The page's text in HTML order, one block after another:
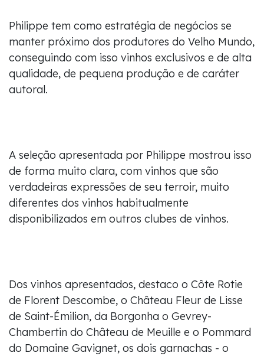
Philippe tem como estratégia de negócios se
manter próximo dos produtores do Velho Mundo,
conseguindo com isso vinhos exclusivos e de alta
qualidade, de pequena produção e de caráter
autoral.
A seleção apresentada por Philippe mostrou isso
de forma muito clara, com vinhos que são
verdadeiras expressões de seu terroir, muito
diferentes dos vinhos habitualmente
disponibilizados em outros clubes de vinhos.
Dos vinhos apresentados, destaco o Côte Rotie
de Florent Descombe, o Château Fleur de Lisse
de Saint-Émilion, da Borgonha o Gevrey-
Chambertin do Château de Meuille e o Pommard
do Domaine Gavignet, os dois garnachas - o